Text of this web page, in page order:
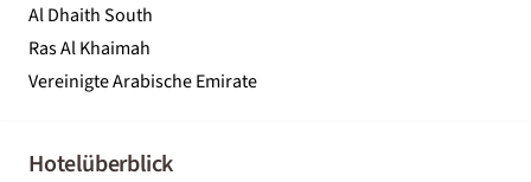
Al Dhaith South
Ras Al Khaimah
Vereinigte Arabische Emirate
Hotelüberblick